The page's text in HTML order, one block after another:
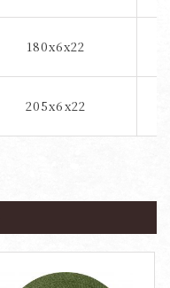
180x6x22
205x6x22